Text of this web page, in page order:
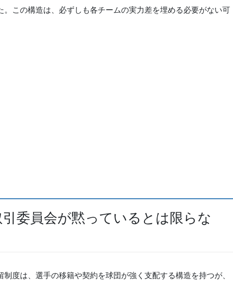
。この構造は、必ずしも各チームの実力差を埋める必要がない可
委員会が黙っているとは限らな
度は、選手の移籍や契約を球団が強く支配する構造を持つが、